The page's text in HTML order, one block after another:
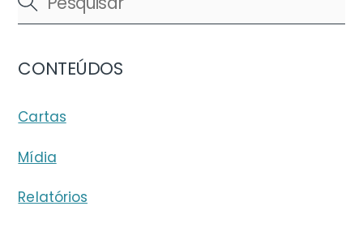
CONTEÚDOS
Cartas
Mídia
Relatórios